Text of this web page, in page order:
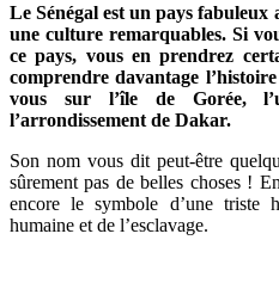
Le Sénégal est un pays fabuleux
une culture remarquables. Si
ce pays, vous en prendrez
comprendre davantage
vous sur l’île de Gorée,
l’arrondissement de Dakar.
Son nom vous dit peut-être
sûrement pas de belles choses !
encore le symbole d’une triste
humaine et de l’esclavage.